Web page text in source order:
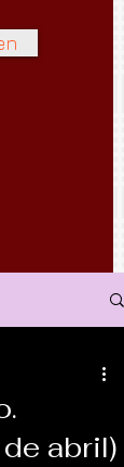
abril)